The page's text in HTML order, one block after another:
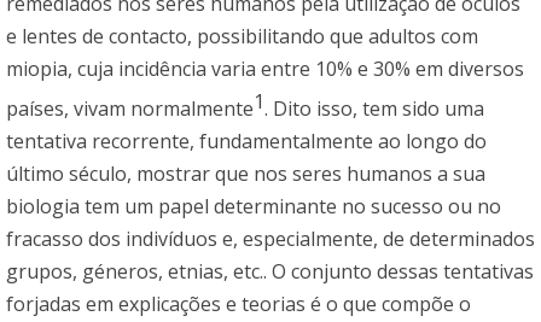
e lentes de contacto, possibilitando que adultos com
miopia, cuja incidência varia entre 10% e 30% em diversos
países, vivam normalmente1. Dito isso, tem sido uma
tentativa recorrente, fundamentalmente ao longo do
último século, mostrar que nos seres humanos a sua
biologia tem um papel determinante no sucesso ou no
fracasso dos indivíduos e, especialmente, de determinados
grupos, géneros, etnias, etc.. O conjunto dessas tentativas
forjadas em explicações e teorias é o que compõe o